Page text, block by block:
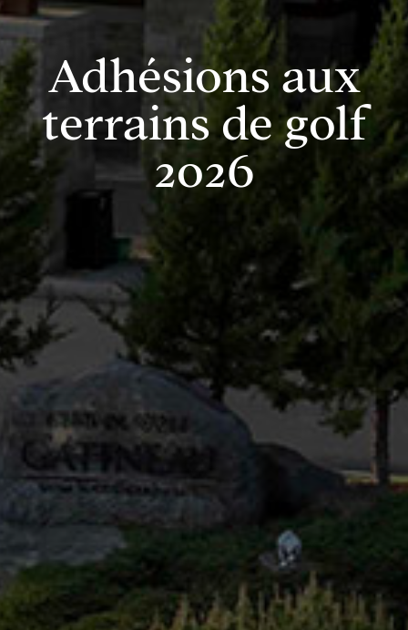
Adhésionsaux
terrains de golf
2026